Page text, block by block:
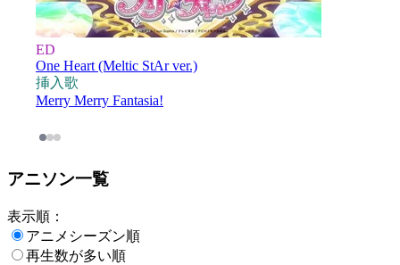
ED
One Heart (Meltic StAr ver.)
挿入歌
Merry Merry Fantasia!
アニソン一覧
表示順：
アニメシーズン順
再生数が多い順